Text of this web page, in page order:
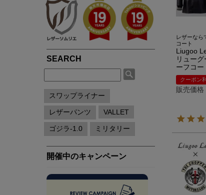
レザーなら
コート
Liugoo
リュー
ーフコー
クーポン
販売価格